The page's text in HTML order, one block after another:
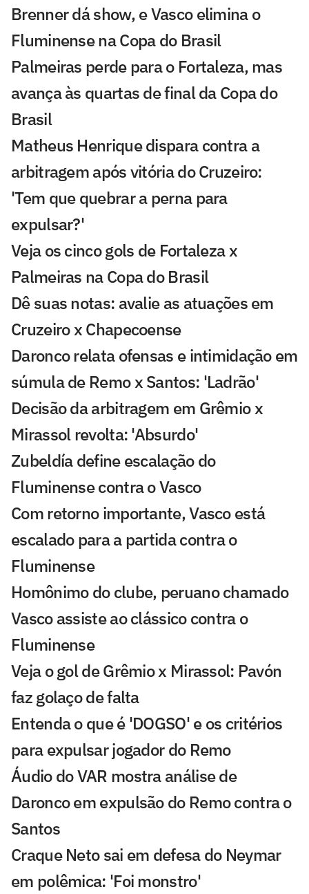
Brenner dá show, e Vasco elimina o
Fluminense na Copa do Brasil
Palmeiras perde para o Fortaleza, mas
avança às quartas de final da Copa do
Brasil
Matheus Henrique dispara contra a
arbitragem após vitória do Cruzeiro:
'Tem que quebrar a perna para
expulsar?'
Veja os cinco gols de Fortaleza x
Palmeiras na Copa do Brasil
Dê suas notas: avalie as atuações em
Cruzeiro x Chapecoense
Daronco relata ofensas e intimidação em
súmula de Remo x Santos: 'Ladrão'
Decisão da arbitragem em Grêmio x
Mirassol revolta: 'Absurdo'
Zubeldía define escalação do
Fluminense contra o Vasco
Com retorno importante, Vasco está
escalado para a partida contra o
Fluminense
Homônimo do clube, peruano chamado
Vasco assiste ao clássico contra o
Fluminense
Veja o gol de Grêmio x Mirassol: Pavón
faz golaço de falta
Entenda o que é 'DOGSO' e os critérios
para expulsar jogador do Remo
Áudio do VAR mostra análise de
Daronco em expulsão do Remo contra o
Santos
Craque Neto sai em defesa do Neymar
em polêmica: 'Foi monstro'